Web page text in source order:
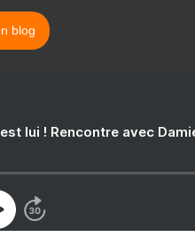
blog
lui ! Rencontre avec